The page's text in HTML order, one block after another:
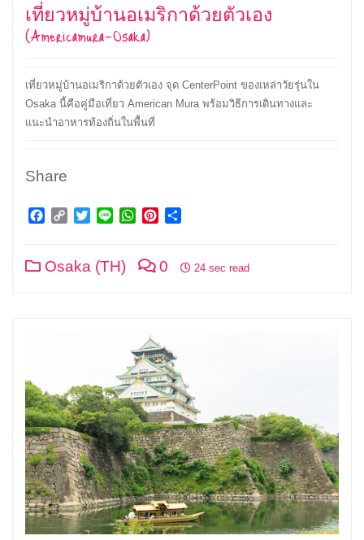
เที่ยวหมู่บ้านอเมริกาด้วยตัวเอง
(Americamura-Osaka)
เที่ยวหมู่บ้านอเมริกาด้วยตัวเอง จุด CenterPoint ของเหล่าวัยรุ่นใน
Osaka นี้คือคู่มือเที่ยว American Mura พร้อมวิธีการเดินทางและ
แนะนำอาหารท้องถิ่นในพื้นที่
Share
Facebook
Copy TwitterLine WhatsApp
Pinterest
Osaka (TH) 0 24 sec read